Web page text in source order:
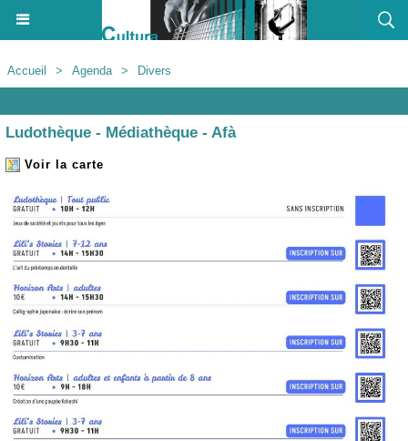
Accueil > Agenda > Divers
Ludothèque - Médiathèque - Afà
Voir la carte